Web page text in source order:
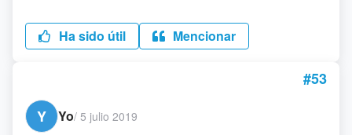
Ha sido útil Mencionar
#53
Y
Yo/ 5 julio 2019